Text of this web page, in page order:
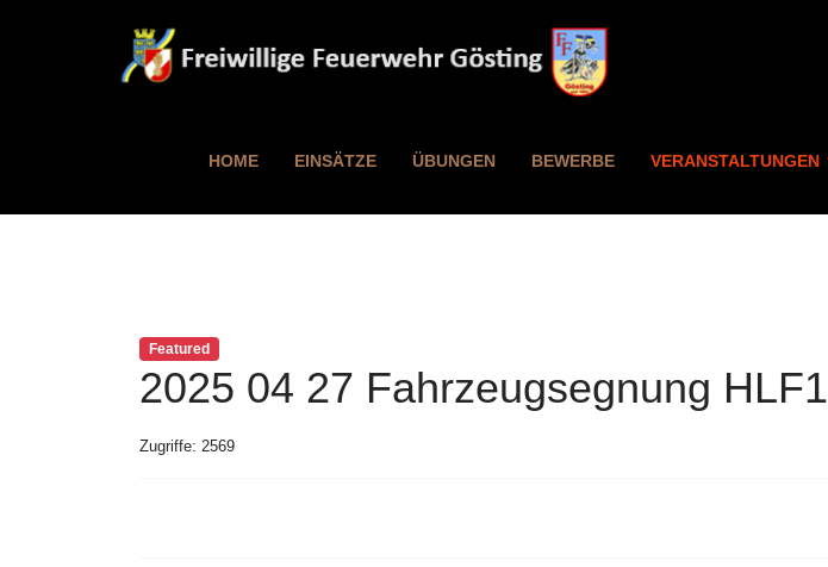
HOME EINSÄTZE ÜBUNGEN BEWERBE VERANSTALTUNGEN
Featured
2025 04 27 Fahrzeugsegnung HLF1
Zugriffe: 2569